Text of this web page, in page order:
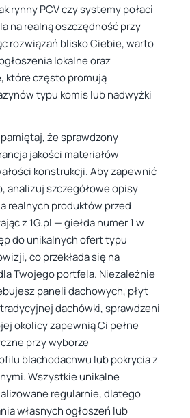
rynny PCV czy systemy połaci
na realną oszczędność przy
rozwiązań blisko Ciebie, warto
lokalne oraz
które często promują
typu komis lub nadwyżki
że sprawdzony
jakości materiałów
konstrukcji. Aby zapewnić
analizuj szczegółowe opisy
realnych produktów przed
z 1G.pl — giełda numer 1 w
do unikalnych ofert typu
co przekłada się na
Twojego portfela. Niezależnie
paneli dachowych, płyt
dachówki, sprawdzeni
okolicy zapewnią Ci pełne
przy wyborze
blachodachwu lub pokrycia z
Wszystkie unikalne
regularnie, dlatego
własnych ogłoszeń lub